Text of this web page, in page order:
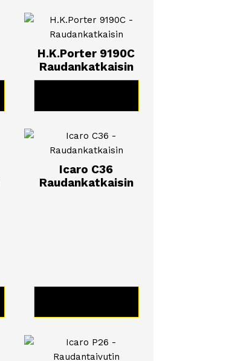
H.K.Porter 9190C
Raudankatkaisin
Icaro C36
Raudankatkaisin